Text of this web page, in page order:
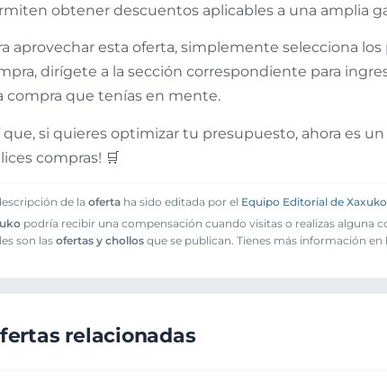
obtener descuentos aplicables a una amplia
aprovechar esta oferta, simplemente selecciona
dirígete a la sección correspondiente para
compra que tenías en mente.
que, si quieres optimizar tu presupuesto, ahora es
compras! 🛒
de la oferta ha sido editada por el Equipo Editorial de Xaxuko
podría recibir una compensación cuando visitas o realizas alguna
son las ofertas y chollos que se publican. Tienes más información en
relacionadas